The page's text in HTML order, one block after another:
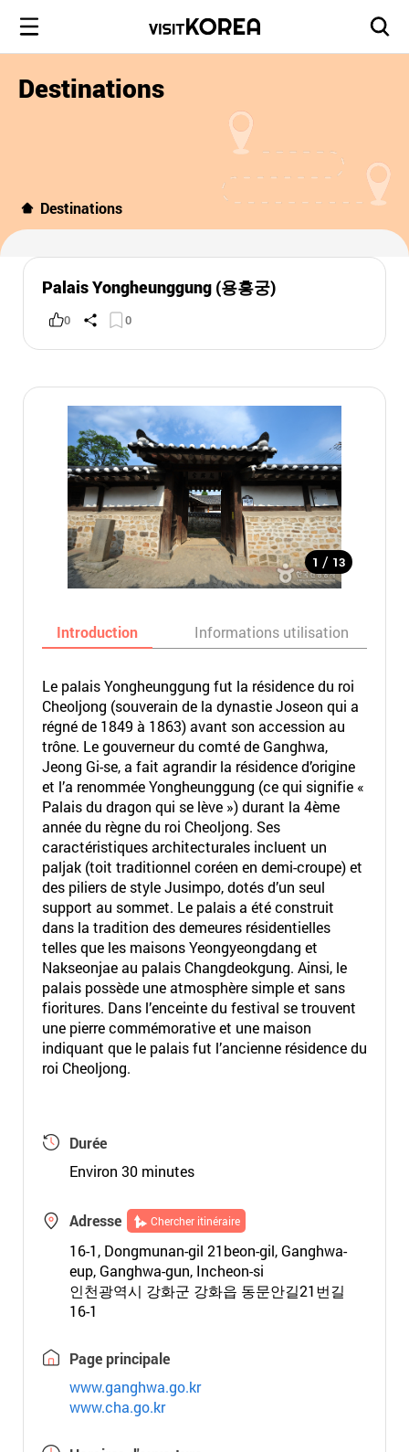
Destinations
Destinations
Palais Yongheunggung (용흥궁)
0 0
1 / 13
Introduction Informations utilisation
Le palais Yongheunggung fut la résidence du roi
Cheoljong (souverain de la dynastie Joseon qui a
régné de 1849 à 1863) avant son accession au
trône. Le gouverneur du comté de Ganghwa,
Jeong Gi-se, a fait agrandir la résidence d’origine
et l’a renommée Yongheunggung (ce qui signifie «
Palais du dragon qui se lève ») durant la 4ème
année du règne du roi Cheoljong. Ses
caractéristiques architecturales incluent un
paljak (toit traditionnel coréen en demi-croupe) et
des piliers de style Jusimpo, dotés d’un seul
support au sommet. Le palais a été construit
dans la tradition des demeures résidentielles
telles que les maisons Yeongyeongdang et
Nakseonjae au palais Changdeokgung. Ainsi, le
palais possède une atmosphère simple et sans
fioritures. Dans l’enceinte du festival se trouvent
une pierre commémorative et une maison
indiquant que le palais fut l’ancienne résidence du
roi Cheoljong.
Durée
Environ 30 minutes
Adresse Chercher itinéraire
16-1, Dongmunan-gil 21beon-gil, Ganghwa-
eup, Ganghwa-gun, Incheon-si
인천광역시 강화군 강화읍 동문안길21번길
16-1
Page principale
www.ganghwa.go.kr
www.cha.go.kr